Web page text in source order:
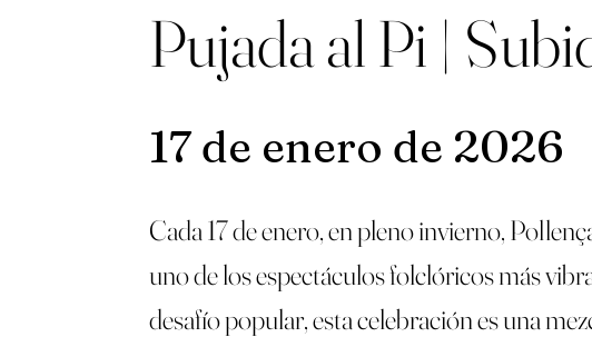
Pujada al Pi |
17 de enero de 2026
Cada 17 de enero, en pleno invierno,
uno de los espectáculos folclóricos más
desafío popular, esta celebración es una